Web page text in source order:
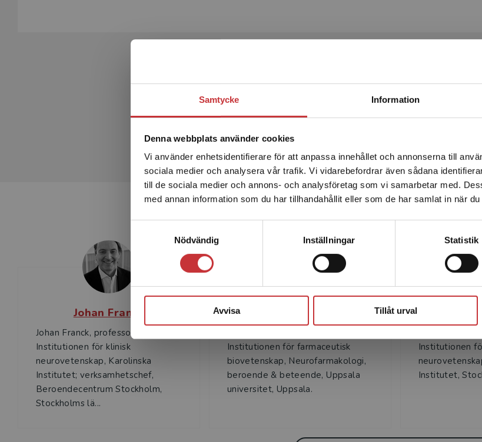
Samtycke Information
Denna webbplats använder cookies
Vi använder enhetsidentifierare för att anpassa innehållet och annonserna till
sociala medier och analysera vår trafik. Vi vidarebefordrar även sådana
till de sociala medier och annons- och analysföretag som vi samarbetar med.
med annan information som du har tillhandahållit eller som de har samlat in när
Nödvändig
Inställningar Statistik
Avvisa Tillåt urval
Begränsad fraktregion
Det verkar som att du besöker
enhet utanför Sverige. Vi erbjuder inte
Sverige. För att kunna slutföra ett köp måste
leveransadressen vara i Sverige.Läs mer
Författare
Johan Franck
Johan Franck, professor,
Institutionen för klinisk
neurovetenskap, Karolinska
Institutet; verksamhetschef,
Beroendecentrum Stockholm,
Stockholms lä...
Institutionen för farmaceutisk
biovetenskap, Neurofarmakologi,
beroende & beteende, Uppsala
universitet, Uppsala.
Institutionen
Institutet,